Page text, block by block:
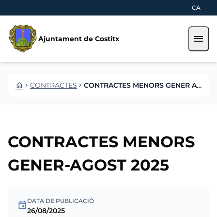
CA
Ajuntament de Costitx menu
HOME CHEVRON_RIGHT CONTRACTES CHEVRON_RIGHT CONTRACTES MENORS GENER AGOST 2025
CONTRACTES MENORS
GENER-AGOST 2025
event DATA DE PUBLICACIÓ
26/08/2025